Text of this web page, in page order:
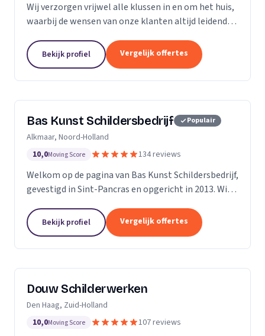
Wij verzorgen vrijwel alle klussen in en om het huis,
waarbij de wensen van onze klanten altijd leidend
afspraak. Dankzij ons vakmanschap en direct...
Bekijk profiel Vergelijk offertes
Bas Kunst Schildersbedrijf Populair
Alkmaar, Noord-Holland
10,0Moving Score 134 reviews
Welkom op de pagina van Bas Kunst Schildersbedrijf,
gevestigd in Sint-Pancras en opgericht in 2013. Wij
ook regelmatig leerlingen op. Met...
Bekijk profiel Vergelijk offertes
Douw Schilderwerken
Den Haag, Zuid-Holland
10,0Moving Score 107 reviews